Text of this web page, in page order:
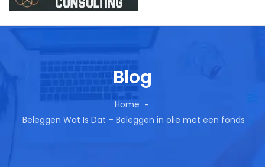
Blog
Home
Beleggen Wat Is Dat – Beleggen in olie met een fonds